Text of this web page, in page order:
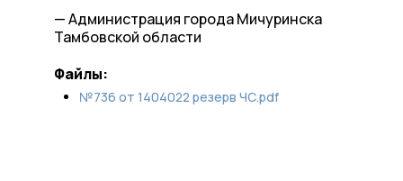
— Администрация города Мичуринска
Тамбовской области
Файлы:
№736 от 1404022 резерв ЧС.pdf